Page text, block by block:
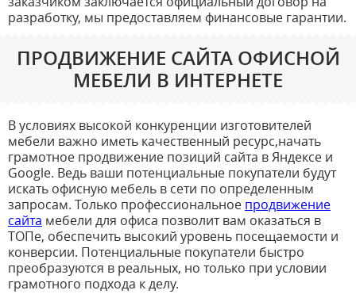
разработку, мы предоставляем финансовые гарантии.
ПРОДВИЖЕНИЕ САЙТА ОФИСНОЙ
МЕБЕЛИ В ИНТЕРНЕТЕ
В условиях высокой конкуренции изготовителей
мебели важно иметь качественный ресурс,начать
грамотное продвижение позиций сайта в Яндексе и
Google. Ведь ваши потенциальные покупатели будут
искать офисную мебель в сети по определенным
запросам. Только профессиональное продвижение
сайта мебели для офиса позволит вам оказаться в
ТОПе, обеспечить высокий уровень посещаемости и
конверсии. Потенциальные покупатели быстро
преобразуются в реальных, но только при условии
грамотного подхода к делу.